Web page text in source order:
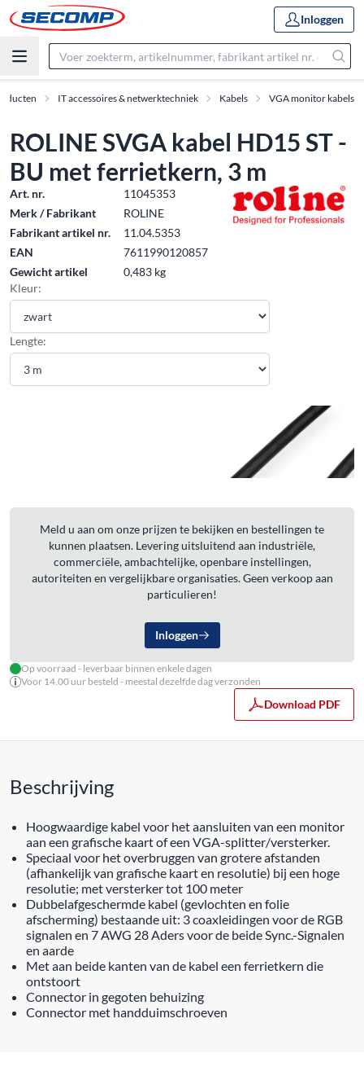
Inloggen
IT accessoires & netwerktechniek Kabels VGA monitor kabels
ROLINE SVGA kabel HD15 ST -
BU met ferrietkern, 3 m
Art. nr.
11045353
Merk / Fabrikant
ROLINE
Fabrikant artikel nr.
11.04.5353
EAN
7611990120857
Gewicht artikel
0,483 kg
Kleur:
Lengte:
Meld u aan om onze prijzen te bekijken en bestellingen te
kunnen plaatsen. Levering uitsluitend aan industriële,
commerciële, ambachtelijke, openbare instellingen,
autoriteiten en vergelijkbare organisaties. Geen verkoop aan
particulieren!
Inloggen
Op voorraad - leverbaar binnen enkele dagen
Voor 14.00 uur besteld - meestal dezelfde dag verzonden
Download PDF
Beschrijving
Hoogwaardige kabel voor het aansluiten van een monitor
aan een grafische kaart of een VGA-splitter/versterker.
Speciaal voor het overbruggen van grotere afstanden
(afhankelijk van grafische kaart en resolutie) bij een hoge
resolutie; met versterker tot 100 meter
Dubbelafgeschermde kabel (gevlochten en folie
afscherming) bestaande uit: 3 coaxleidingen voor de RGB
signalen en 7 AWG 28 Aders voor de beide Sync.-Signalen
en aarde
Met aan beide kanten van de kabel een ferrietkern die
ontstoort
Connector in gegoten behuizing
Connector met handduimschroeven